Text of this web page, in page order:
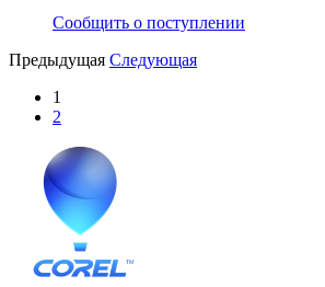
Сообщить о поступлении
Предыдущая Следующая
1
2